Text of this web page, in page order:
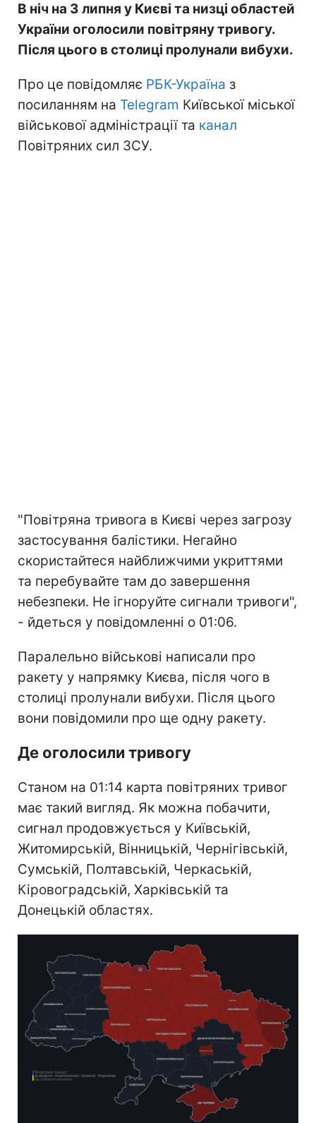
В ніч на 3 липня у Києві та низці областей
України оголосили повітряну тривогу.
Після цього в столиці пролунали вибухи.
Про це повідомляє РБК-Україна з
посиланням на Telegram Київської міської
військової адміністрації та канал
Повітряних сил ЗСУ.
"Повітряна тривога в Києві через загрозу
застосування балістики. Негайно
скористайтеся найближчими укриттями
та перебувайте там до завершення
небезпеки. Не ігноруйте сигнали тривоги",
- йдеться у повідомленні о 01:06.
Паралельно військові написали про
ракету у напрямку Києва, після чого в
столиці пролунали вибухи. Після цього
вони повідомили про ще одну ракету.
Де оголосили тривогу
Станом на 01:14 карта повітряних тривог
має такий вигляд. Як можна побачити,
сигнал продовжується у Київській,
Житомирській, Вінницькій, Чернігівській,
Сумській, Полтавській, Черкаській,
Кіровоградській, Харківській та
Донецькій областях.